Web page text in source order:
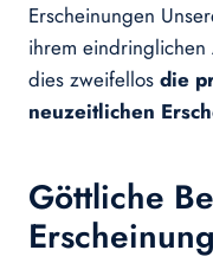
Erscheinungen
ihrem eindringlichen
dies zweifellos die
neuzeitlichen
Göttliche